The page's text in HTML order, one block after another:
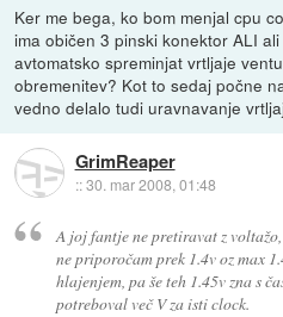
Ker me bega, ko bom menjal cpu
ima običen 3 pinski konektor ALI
avtomatsko spreminjat vrtljaje
obremenitev? Kot to sedaj počne
vedno delalo tudi uravnavanje
GrimReaper
::30. mar 2008, 01:48
A joj fantje ne pretiravat z
ne priporočam prek 1.4v oz max
hlajenjem, pa še teh 1.45v zna s
potreboval več V za isti clock.